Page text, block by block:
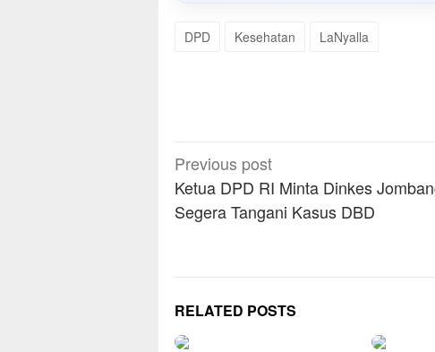
DPD Kesehatan LaNyalla
Post
navigation
Previous post
Ketua DPD RI Minta Dinkes
Segera Tangani Kasus DBD
RELATED POSTS